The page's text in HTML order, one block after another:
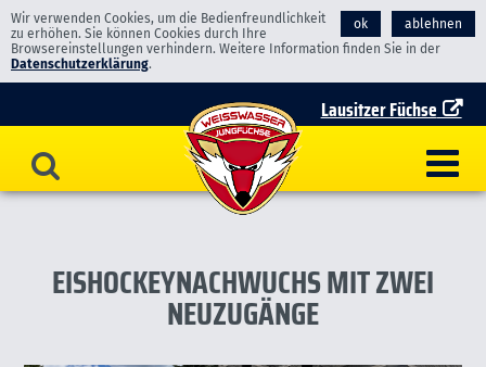
ok ablehnen
Wir verwenden Cookies, um die Bedienfreundlichkeit
zu erhöhen. Sie können Cookies durch Ihre
Browsereinstellungen verhindern. Weitere Information finden Sie in der
Datenschutzerklärung.
Lausitzer Füchse
EISHOCKEYNACHWUCHS MIT ZWEI
NEUZUGÄNGE